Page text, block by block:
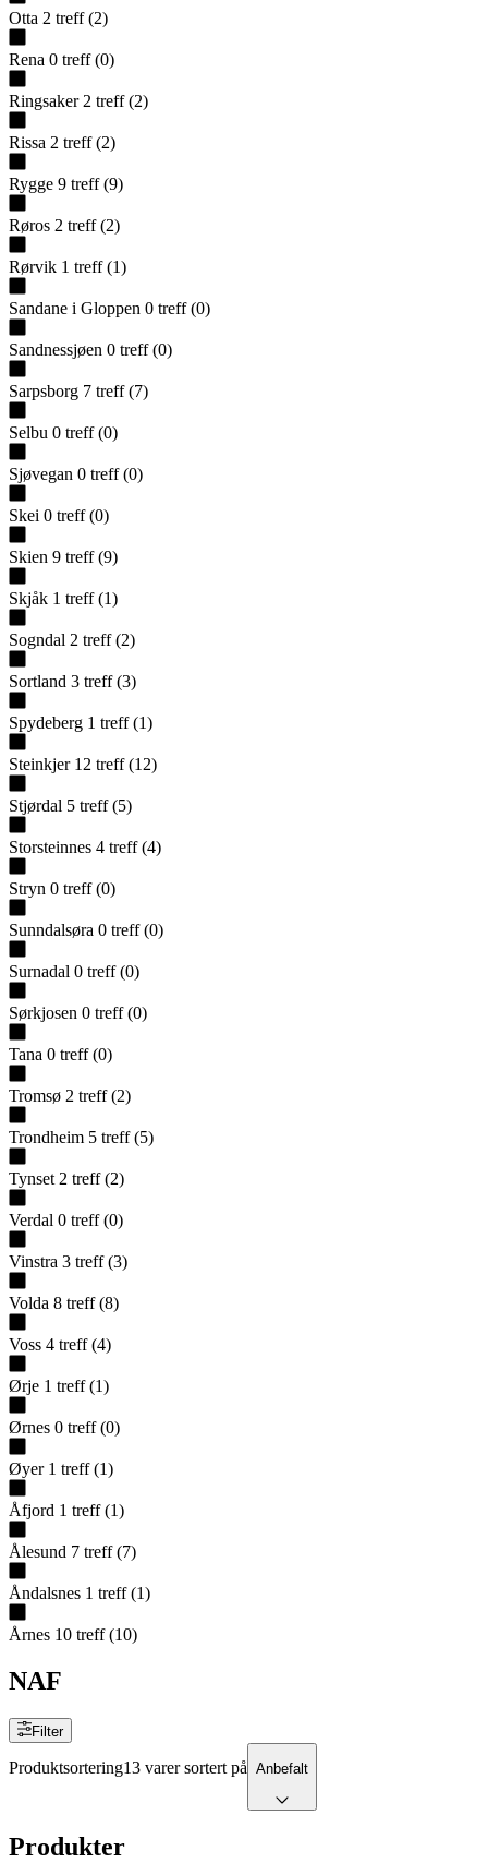
Otta 2 treff (2)
Rena 0 treff (0)
Ringsaker 2 treff (2)
Rissa 2 treff (2)
Rygge 9 treff (9)
Røros 2 treff (2)
Rørvik 1 treff (1)
Sandane i Gloppen 0 treff (0)
Sandnessjøen 0 treff (0)
Sarpsborg 7 treff (7)
Selbu 0 treff (0)
Sjøvegan 0 treff (0)
Skei 0 treff (0)
Skien 9 treff (9)
Skjåk 1 treff (1)
Sogndal 2 treff (2)
Sortland 3 treff (3)
Spydeberg 1 treff (1)
Steinkjer 12 treff (12)
Stjørdal 5 treff (5)
Storsteinnes 4 treff (4)
Stryn 0 treff (0)
Sunndalsøra 0 treff (0)
Surnadal 0 treff (0)
Sørkjosen 0 treff (0)
Tana 0 treff (0)
Tromsø 2 treff (2)
Trondheim 5 treff (5)
Tynset 2 treff (2)
Verdal 0 treff (0)
Vinstra 3 treff (3)
Volda 8 treff (8)
Voss 4 treff (4)
Ørje 1 treff (1)
Ørnes 0 treff (0)
Øyer 1 treff (1)
Åfjord 1 treff (1)
Ålesund 7 treff (7)
Åndalsnes 1 treff (1)
Årnes 10 treff (10)
NAF
Filter
Produktsortering13 varer sortert på Anbefalt
Produkter